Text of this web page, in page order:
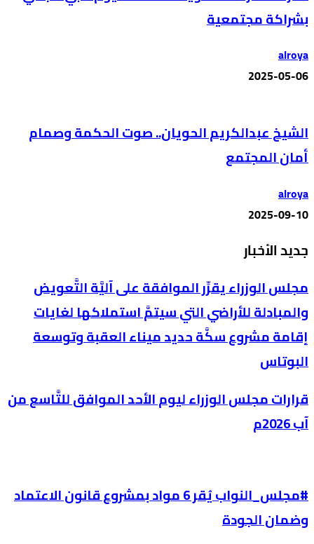
بشراكة مجتمعية
alroya
2025-05-06
الشيخ عبدالكريم الحويان.. صوت الحكمة وصمام
أمان المجتمع
alroya
2025-09-10
جديد الأخبار
مجلس الوزراء يقرِّر الموافقة على آليَّة التَّعويض
والمبادلة للأراضي التي سيتمَّ استملاكها لغايات
إقامة مشروع سكَّة حديد ميناء العقبة وتوسعة
البوتاس
قرارات مجلس الوزراء ليوم الأحد الموافق للتَّاسع من
آب 2026م
#مجلس_النواب يُقر 6 مواد بمشروع قانون الاعتماد
وضمان الجودة